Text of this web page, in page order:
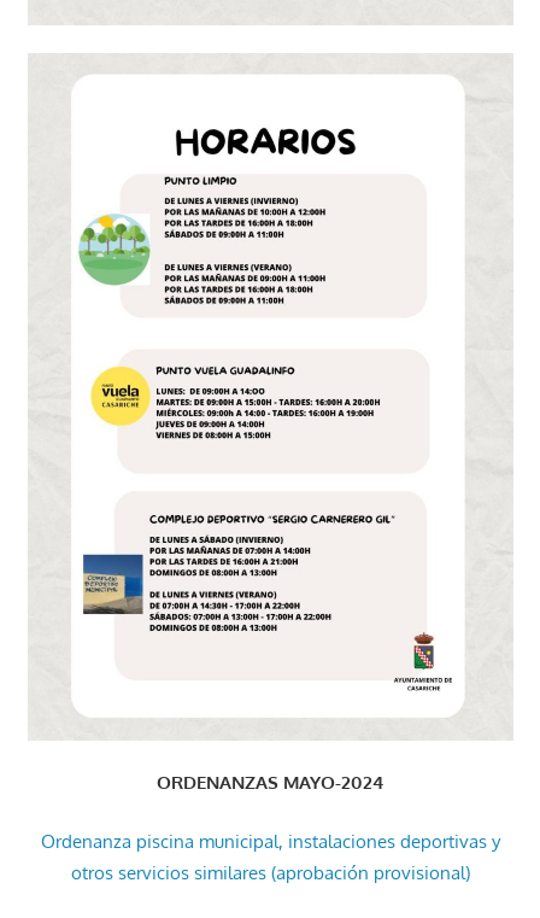
ORDENANZAS MAYO-2024
Ordenanza piscina municipal, instalaciones deportivas y
otros servicios similares (aprobación provisional)